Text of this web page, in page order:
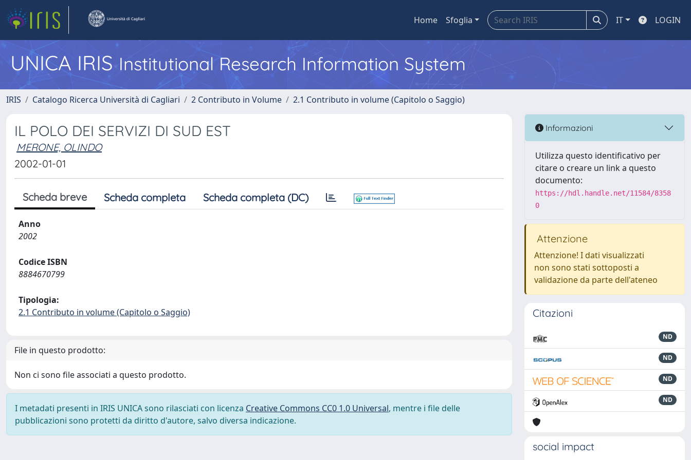
Home Sfoglia IT LOGIN
UNICA IRISInstitutional Research Information System
IRIS Catalogo Ricerca Università di Cagliari 2 Contributo in Volume 2.1 Contributo in volume (Capitolo o Saggio)
IL POLO DEI SERVIZI DI SUD EST
MERONE, OLINDO
2002-01-01
Scheda breve Scheda completa Scheda completa (DC)
Anno
2002
Codice ISBN
8884670799
Tipologia:
2.1 Contributo in volume (Capitolo o Saggio)
File in questo prodotto:
Non ci sono file associati a questo prodotto.
I metadati presenti in IRIS UNICA sono rilasciati con licenza Creative Commons CC0 1.0 Universal, mentre i file delle
pubblicazioni sono protetti da diritto d'autore, salvo diversa indicazione.
Informazioni
Utilizza questo identificativo per
citare o creare un link a questo
documento:
https://hdl.handle.net/11584/8358
0
Attenzione
Attenzione! I dati visualizzati
non sono stati sottoposti a
validazione da parte dell'ateneo
Citazioni
ND
ND
ND
ND
social impact